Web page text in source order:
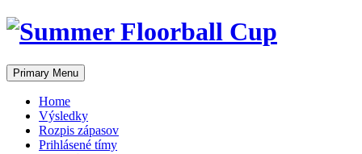
Skip
Primary Menu
Home
Výsledky
Rozpis zápasov
Prihlásené tímy